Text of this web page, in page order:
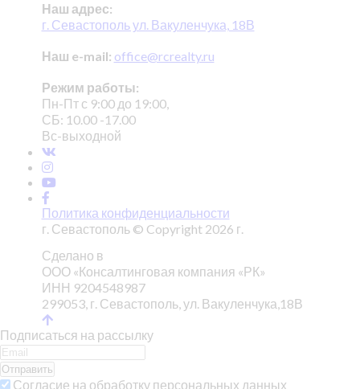
Наш адрес:
г. Севастополь ул. Вакуленчука, 18В
Наш e-mail: office@rcrealty.ru
Режим работы:
Пн-Пт с 9:00 до 19:00,
СБ: 10.00 -17.00
Вс-выходной
Политика конфиденциальности
г. Севастополь © Copyright 2026 г.
Сделано в
ООО «Консалтинговая компания «РК»
ИНН 9204548987
299053, г. Севастополь, ул. Вакуленчука,18В
Подписаться на рассылку
Отправить
Согласие на обработку персональных данных